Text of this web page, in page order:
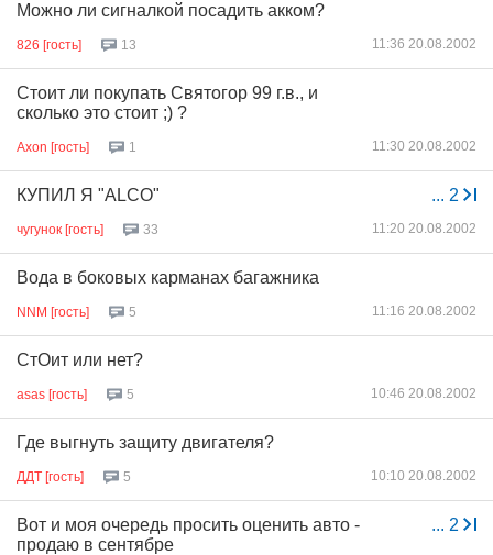
Можно ли сигналкой посадить акком?
826 [гость] 13 11:36 20.08.2002
Стоит ли покупать Святогор 99 г.в., и
сколько это стоит ;) ?
Axon [гость] 1 11:30 20.08.2002
... 2
КУПИЛ Я "ALCO"
чугунок [гость] 33 11:20 20.08.2002
Вода в боковых карманах багажника
NNM [гость] 5 11:16 20.08.2002
СтОит или нет?
asas [гость] 5 10:46 20.08.2002
Где выгнуть защиту двигателя?
ДДТ [гость] 5 10:10 20.08.2002
... 2
Вот и моя очередь просить оценить авто -
продаю в сентябре